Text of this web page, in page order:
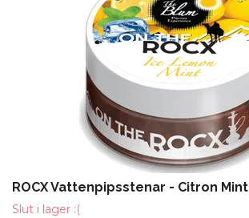
ROCX Vattenpipsstenar - Citron Mint
Slut i lager :(